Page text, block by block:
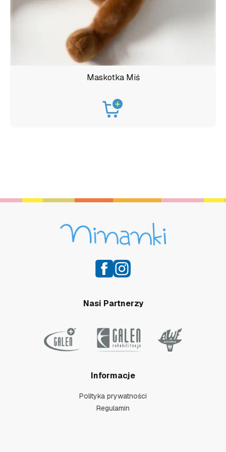
Maskotka Miś
Nasi Partnerzy
Informacje
Polityka prywatności
Regulamin